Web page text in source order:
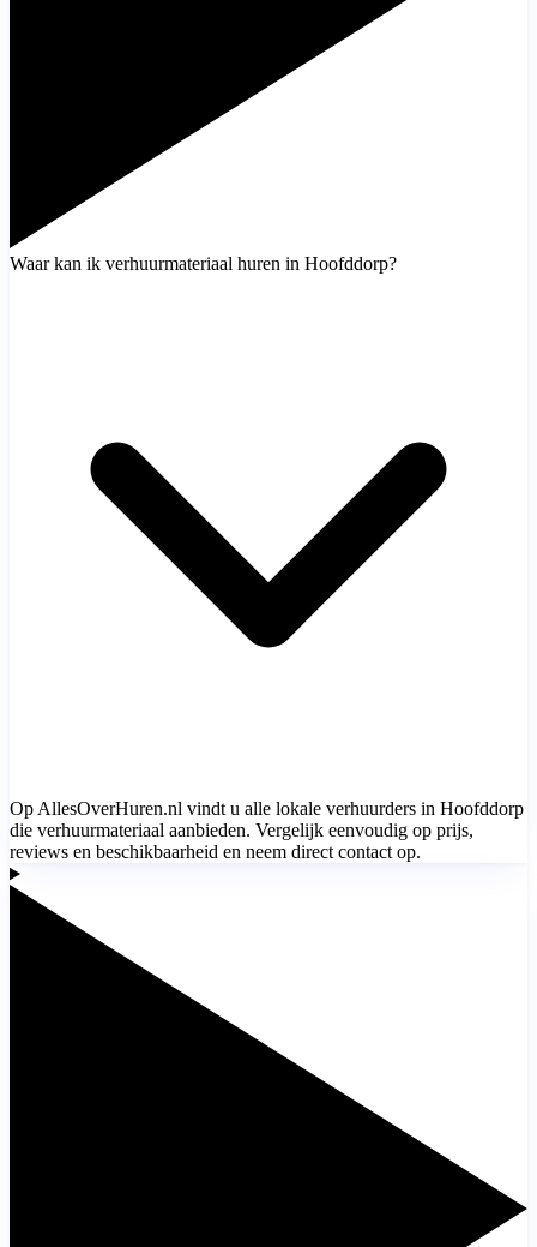
Waar kan ik verhuurmateriaal huren in Hoofddorp?
Op AllesOverHuren.nl vindt u alle lokale verhuurders in Hoofddorp
die verhuurmateriaal aanbieden. Vergelijk eenvoudig op prijs,
reviews en beschikbaarheid en neem direct contact op.